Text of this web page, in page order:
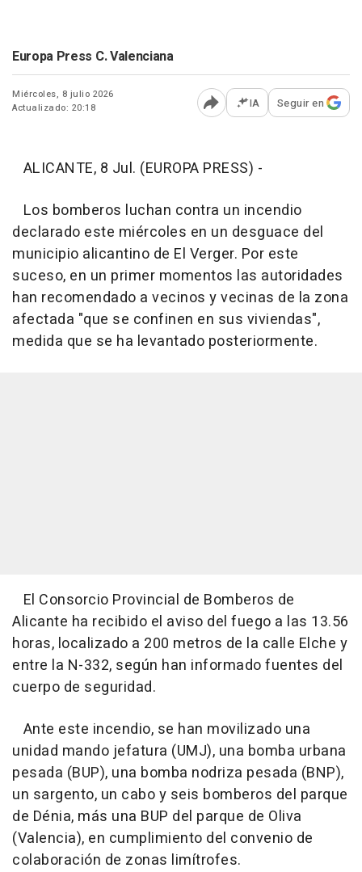
Europa Press C. Valenciana
Miércoles, 8 julio 2026
Actualizado: 20:18
Abrir opciones para
IA Seguir en
ALICANTE, 8 Jul. (EUROPA PRESS) -
Los bomberos luchan contra un incendio
declarado este miércoles en un desguace del
municipio alicantino de El Verger. Por este
suceso, en un primer momentos las autoridades
han recomendado a vecinos y vecinas de la zona
afectada "que se confinen en sus viviendas",
medida que se ha levantado posteriormente.
El Consorcio Provincial de Bomberos de
Alicante ha recibido el aviso del fuego a las 13.56
horas, localizado a 200 metros de la calle Elche y
entre la N-332, según han informado fuentes del
cuerpo de seguridad.
Ante este incendio, se han movilizado una
unidad mando jefatura (UMJ), una bomba urbana
pesada (BUP), una bomba nodriza pesada (BNP),
un sargento, un cabo y seis bomberos del parque
de Dénia, más una BUP del parque de Oliva
(Valencia), en cumplimiento del convenio de
colaboración de zonas limítrofes.